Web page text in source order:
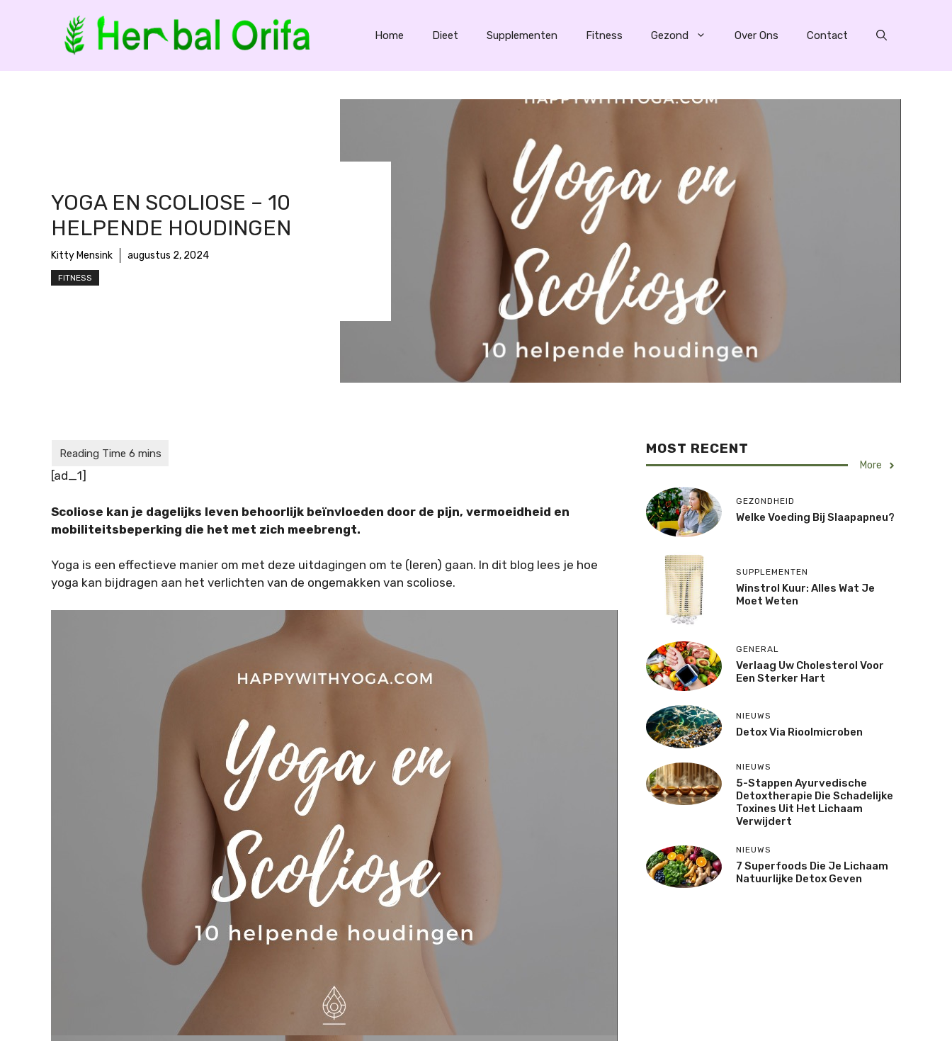
Home Dieet Supplementen Fitness Gezond Over Ons Contact
YOGA EN SCOLIOSE – 10
HELPENDE HOUDINGEN
Kitty Mensink augustus 2, 2024
FITNESS
[ad_1]
Scoliose kan je dagelijks leven behoorlijk beïnvloeden door de pijn, vermoeidheid en
mobiliteitsbeperking die het met zich meebrengt.
Yoga is een effectieve manier om met deze uitdagingen om te (leren) gaan. In dit blog lees je hoe
yoga kan bijdragen aan het verlichten van de ongemakken van scoliose.
MOST RECENT
More
GEZONDHEID
Welke Voeding Bij Slaapapneu?
SUPPLEMENTEN
Winstrol Kuur: Alles Wat Je
Moet Weten
GENERAL
Verlaag Uw Cholesterol Voor
Een Sterker Hart
NIEUWS
Detox Via Rioolmicroben
NIEUWS
5-Stappen Ayurvedische
Detoxtherapie Die Schadelijke
Toxines Uit Het Lichaam
Verwijdert
NIEUWS
7 Superfoods Die Je Lichaam
Natuurlijke Detox Geven